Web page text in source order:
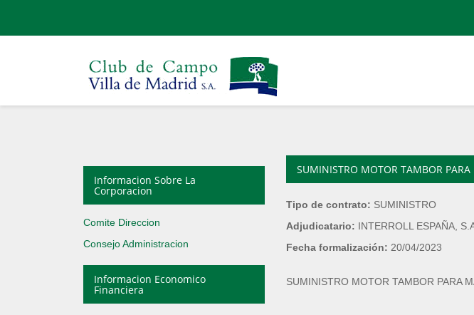
Informacion Sobre La
Corporacion
Comite Direccion
Consejo Administracion
Informacion Economico
Financiera
SUMINISTRO MOTOR TAMBOR
Tipo de contrato: SUMINISTRO
Adjudicatario: INTERROLL ESPAÑA,
Fecha formalización: 20/04/2023
SUMINISTRO MOTOR TAMBOR PARA